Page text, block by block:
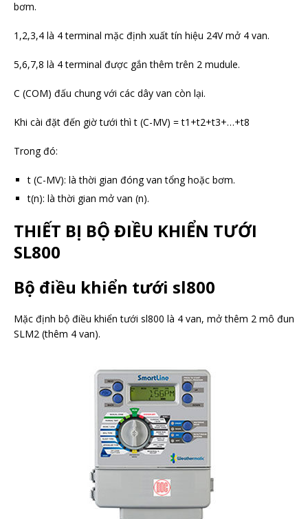
bơm.
1,2,3,4 là 4 terminal mặc định xuất tín hiệu 24V mở 4 van.
5,6,7,8 là 4 terminal được gắn thêm trên 2 mudule.
C (COM) đấu chung với các dây van còn lại.
Khi cài đặt đến giờ tưới thì t (C-MV) = t1+t2+t3+…+t8
Trong đó:
t (C-MV): là thời gian đóng van tổng hoặc bơm.
t(n): là thời gian mở van (n).
THIẾT BỊ BỘ ĐIỀU KHIỂN TƯỚI
SL800
Bộ điều khiển tưới sl800
Mặc định bộ điều khiển tưới sl800 là 4 van, mở thêm 2 mô đun
SLM2 (thêm 4 van).